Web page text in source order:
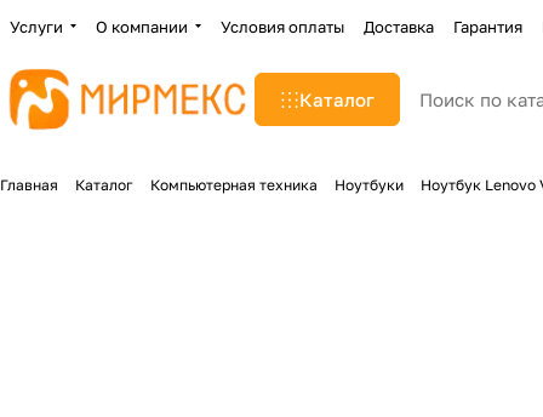
Услуги О компании Условия оплаты Доставка Гарантия
Каталог
Главная Каталог Компьютерная техника Ноутбуки Ноутбук Lenovo